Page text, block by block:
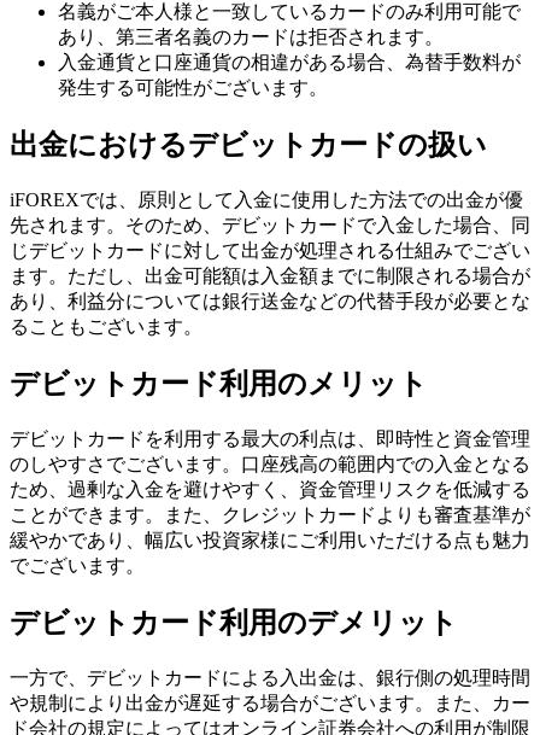
名義がご本人様と一致しているカードのみ利用可能で
あり、第三者名義のカードは拒否されます。
入金通貨と口座通貨の相違がある場合、為替手数料が
発生する可能性がございます。
出金におけるデビットカードの扱い
iFOREXでは、原則として入金に使用した方法での出金が優
先されます。そのため、デビットカードで入金した場合、同
じデビットカードに対して出金が処理される仕組みでござい
ます。ただし、出金可能額は入金額までに制限される場合が
あり、利益分については銀行送金などの代替手段が必要とな
ることもございます。
デビットカード利用のメリット
デビットカードを利用する最大の利点は、即時性と資金管理
のしやすさでございます。口座残高の範囲内での入金となる
ため、過剰な入金を避けやすく、資金管理リスクを低減する
ことができます。また、クレジットカードよりも審査基準が
緩やかであり、幅広い投資家様にご利用いただける点も魅力
でございます。
デビットカード利用のデメリット
一方で、デビットカードによる入出金は、銀行側の処理時間
や規制により出金が遅延する場合がございます。また、カー
ド会社の規定によってはオンライン証券会社への利用が制限